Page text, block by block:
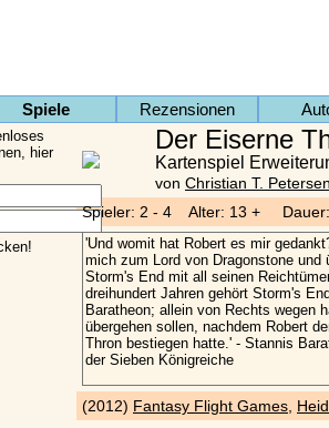
Spiele Rezensionen
Der Eiserne
Kartenspiel
von Christian T.
Spieler: 2 - 4 Alter: 13 + Dauer:
(2012) Fantasy Flight Games